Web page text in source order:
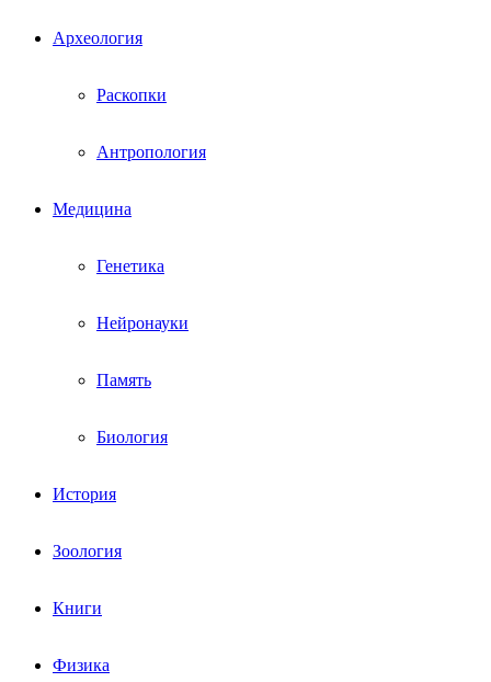
Археология
Раскопки
Антропология
Медицина
Генетика
Нейронауки
Память
Биология
История
Зоология
Книги
Физика